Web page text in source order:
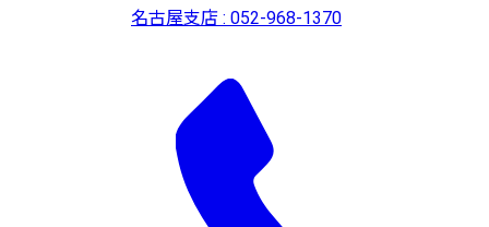
名古屋支店 : 052-968-1370